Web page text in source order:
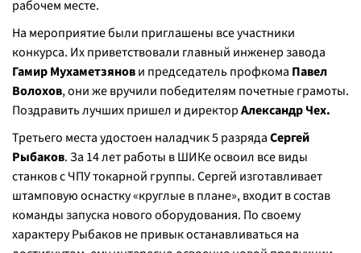
рабочем месте.
На мероприятие были приглашены все участники
конкурса. Их приветствовали главный инженер завода
Гамир Мухаметзянови председатель профкома Павел
Волохов, они же вручили победителям почетные грамоты.
Поздравить лучших пришел и директорАлександр Чех.
Третьего места удостоен наладчик 5 разрядаСергей
Рыбаков. За 14 лет работы в ШИКе освоил все виды
станков с ЧПУ токарной группы. Сергей изготавливает
штамповую оснастку «круглые в плане», входит в состав
команды запуска нового оборудования. По своему
характеру Рыбаков не привык останавливаться на